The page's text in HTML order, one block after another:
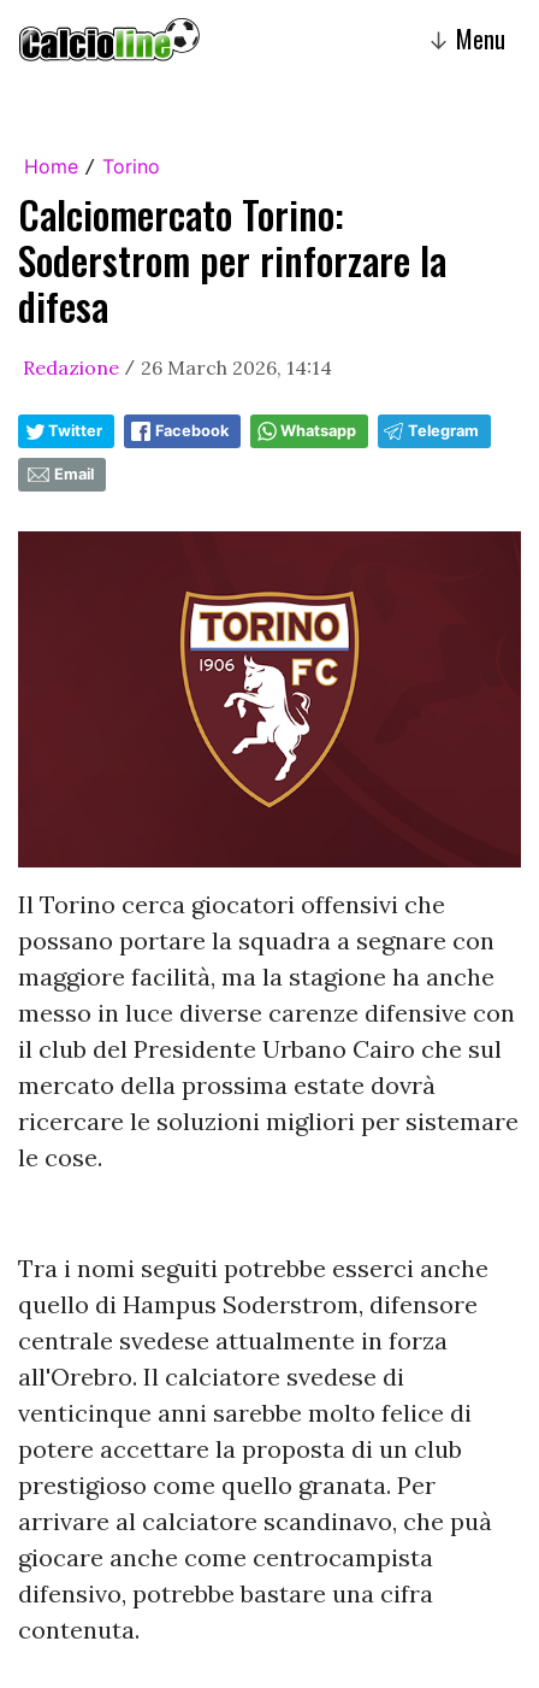
↓ Menu
Home / Torino
Calciomercato Torino:
Soderstrom per rinforzare la
difesa
Redazione / 26 March 2026, 14:14
Twitter Facebook Whatsapp Telegram
Email
Il Torino cerca giocatori offensivi che
possano portare la squadra a segnare con
maggiore facilità, ma la stagione ha anche
messo in luce diverse carenze difensive con
il club del Presidente Urbano Cairo che sul
mercato della prossima estate dovrà
ricercare le soluzioni migliori per sistemare
le cose.
Tra i nomi seguiti potrebbe esserci anche
quello di Hampus Soderstrom, difensore
centrale svedese attualmente in forza
all'Orebro. Il calciatore svedese di
venticinque anni sarebbe molto felice di
potere accettare la proposta di un club
prestigioso come quello granata. Per
arrivare al calciatore scandinavo, che puà
giocare anche come centrocampista
difensivo, potrebbe bastare una cifra
contenuta.